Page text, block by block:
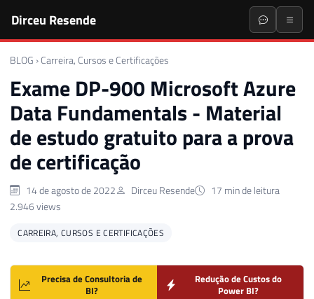
Dirceu Resende
BLOG › Carreira, Cursos e Certificações
Exame DP-900 Microsoft Azure
Data Fundamentals - Material
de estudo gratuito para a prova
de certificação
14 de agosto de 2022 Dirceu Resende
17 min de leitura
2.946 views
CARREIRA, CURSOS E CERTIFICAÇÕES
Precisa de Consultoria de
BI?
Redução de Custos do
Power BI?